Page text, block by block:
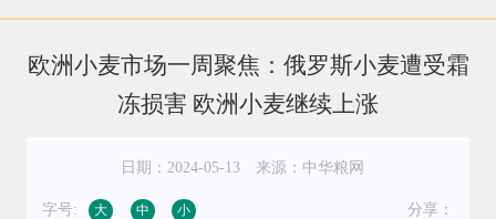
欧洲小麦市场一周聚焦：俄罗斯小麦遭受霜
冻损害 欧洲小麦继续上涨
日期：2024-05-13 来源：中华粮网
字号: 大 中 小 分享：